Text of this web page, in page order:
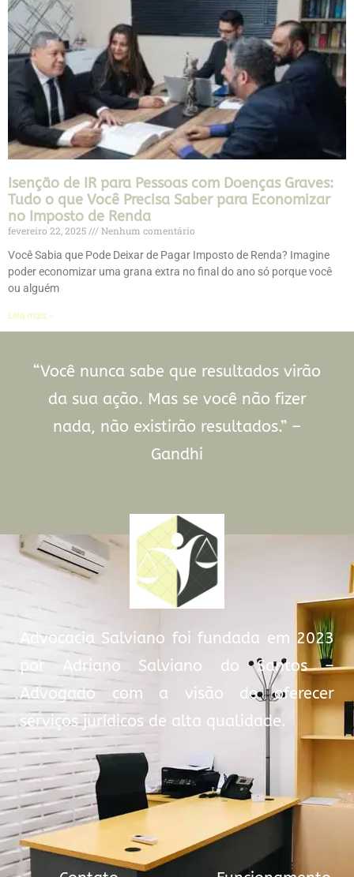
Isenção de IR para Pessoas com Doenças Graves:
Tudo o que Você Precisa Saber para Economizar
no Imposto de Renda
fevereiro 22, 2025
Nenhum comentário
Você Sabia que Pode Deixar de Pagar Imposto de Renda? Imagine
poder economizar uma grana extra no final do ano só porque você
ou alguém
Leia mais »
“Você nunca sabe que resultados virão
da sua ação. Mas se você não fizer
nada, não existirão resultados.” –
Gandhi
Advocacia Salviano foi fundada em 2023
por Adriano Salviano do Santos –
Advogado com a visão de oferecer
serviços jurídicos de alta qualidade.